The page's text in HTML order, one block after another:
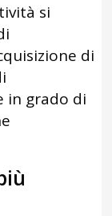
si
di
in grado di